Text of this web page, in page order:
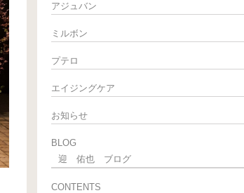
アジュバン
ミルボン
プテロ
エイジングケア
お知らせ
BLOG
迎 佑也 ブログ
CONTENTS